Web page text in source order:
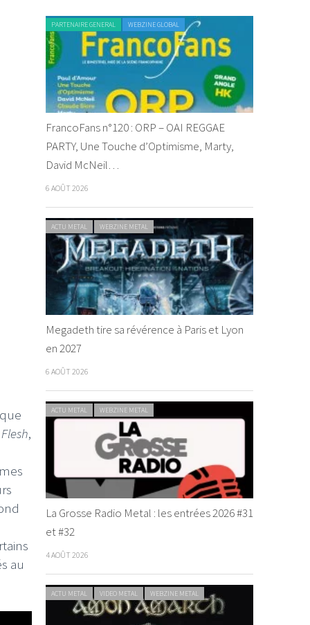
,
au
PARTENAIRE GENERAL WEBZINE GLOBAL
FrancoFans n°120 : ORP – OAI REGGAE
PARTY, Une Touche d’Optimisme, Marty,
David McNeil…
6 AOÛT 2026
ACTU METAL WEBZINE METAL
Megadeth tire sa révérence à Paris et Lyon
en 2027
6 AOÛT 2026
ACTU METAL WEBZINE METAL
La Grosse Radio Metal : les entrées 2026 #31
et #32
4 AOÛT 2026
ACTU METAL VIDEO METAL WEBZINE METAL